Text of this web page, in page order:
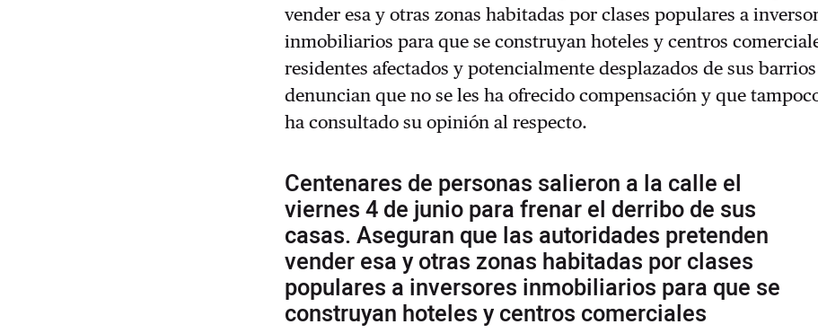
vender esa y otras zonas habitadas por clases populares a
inmobiliarios para que se construyan hoteles y centros
residentes afectados y potencialmente desplazados de sus barrios
denuncian que no se les ha ofrecido compensación y que
ha consultado su opinión al respecto.
Centenares de personas salieron a la calle el
viernes 4 de junio para frenar el derribo de sus
casas. Aseguran que las autoridades pretenden
vender esa y otras zonas habitadas por clases
populares a inversores inmobiliarios para que se
construyan hoteles y centros comerciales